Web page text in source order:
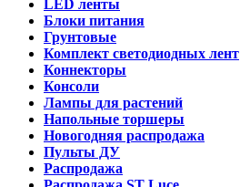
LED ленты
Блоки питания
Грунтовые
Комплект светодиодных лент
Коннекторы
Консоли
Лампы для растений
Напольные торшеры
Новогодняя распродажа
Пульты ДУ
Распродажа